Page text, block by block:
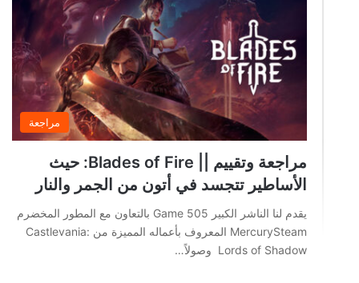
مراجعة
مراجعة وتقييم || Blades of Fire: حيث
الأساطير تتجسد في أتون من الجمر والنار
يقدم لنا الناشر الكبير 505 Game بالتعاون مع المطور المخضرم
MercurySteam المعروف بأعماله المميزة من Castlevania:
Lords of Shadow وصولاً…